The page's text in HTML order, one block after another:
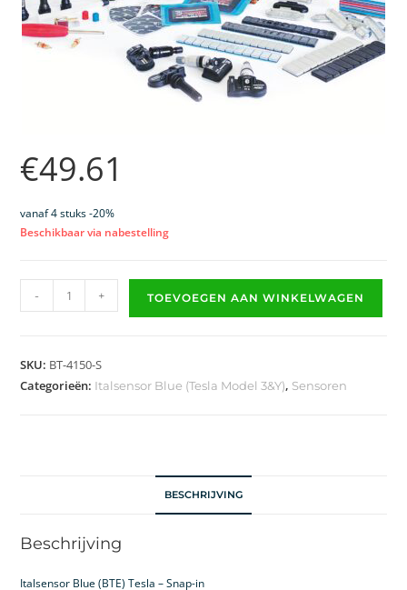
€49.61
vanaf 4 stuks -20%
Beschikbaar via nabestelling
- + TOEVOEGEN AAN WINKELWAGEN
SKU: BT-4150-S
Categorieën: Italsensor Blue (Tesla Model 3&Y), Sensoren
BESCHRIJVING
Beschrijving
Italsensor Blue (BTE) Tesla – Snap-in